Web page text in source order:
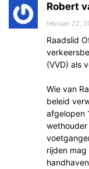
Robert
februari 22,
Raadslid
(VVD) als
Wie van
beleid
afgelopen
rijden